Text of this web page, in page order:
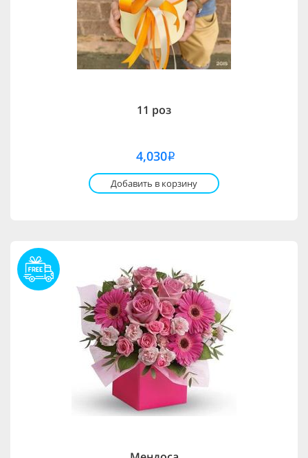
11 роз
4,030i
Добавить в корзину